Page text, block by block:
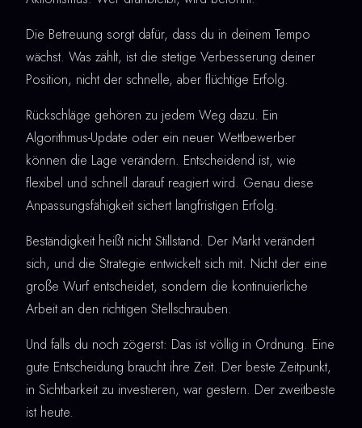
Die Betreuung sorgt dafür, dass du in deinem Tempo
wächst. Was zählt, ist die stetige Verbesserung deiner
Position, nicht der schnelle, aber flüchtige Erfolg.
Rückschläge gehören zu jedem Weg dazu. Ein
Algorithmus-Update oder ein neuer Wettbewerber
können die Lage verändern. Entscheidend ist, wie
flexibel und schnell darauf reagiert wird. Genau diese
Anpassungsfähigkeit sichert langfristigen Erfolg.
Beständigkeit heißt nicht Stillstand. Der Markt verändert
sich, und die Strategie entwickelt sich mit. Nicht der eine
große Wurf entscheidet, sondern die kontinuierliche
Arbeit an den richtigen Stellschrauben.
Und falls du noch zögerst: Das ist völlig in Ordnung. Eine
gute Entscheidung braucht ihre Zeit. Der beste Zeitpunkt,
in Sichtbarkeit zu investieren, war gestern. Der zweitbeste
ist heute.